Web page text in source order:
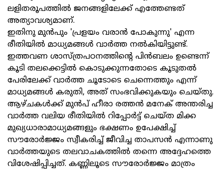
ലളിതരൂപത്തിൽ ജനങ്ങളിലേക്ക് എത്തേണ്ടത്
അത്യാവശ്യമാണ്.
ഇതിനു മുൻപും 'പ്രളയം വരാൻ പോകുന്നു' എന്ന
രീതിയിൽ മാധ്യമങ്ങൾ വാർത്ത നൽകിയിട്ടുണ്ട്.
ഇത്തവണ ശാസ്ത്രപഠനത്തിന്റെ പിൻബലം ഉണ്ടെന്ന്
കൂടി തലക്കെട്ടിൽ കൊടുക്കുന്നതോടെ കൂടുതൽ
പേരിലേക്ക് വാർത്ത ചൂടോടെ ചെന്നെത്തും എന്ന്
മാധ്യമങ്ങൾ കരുതി, അത് സംഭവിക്കുകയും ചെയ്തു.
ആഴ്ചകൾക്ക് മുൻപ് ഹീരാ രത്തൻ മനേക് അന്തരിച്ച
വാർത്ത വലിയ രീതിയിൽ റിപ്പോർട്ട് ചെയ്ത മിക്ക
മുഖ്യധാരാമാധ്യമങ്ങളും ഭക്ഷണം ഉപേക്ഷിച്ച്
സൗരോർജ്ജം സ്വീകരിച്ച് ജീവിച്ച താപസൻ എന്നാണു
വാർത്തയുടെ തലവാചകത്തിൽ തന്നെ അദ്ദേഹത്തെ
വിശേഷിപ്പിച്ചത്. കണ്ണിലൂടെ സൗരോർജ്ജം മാത്രം